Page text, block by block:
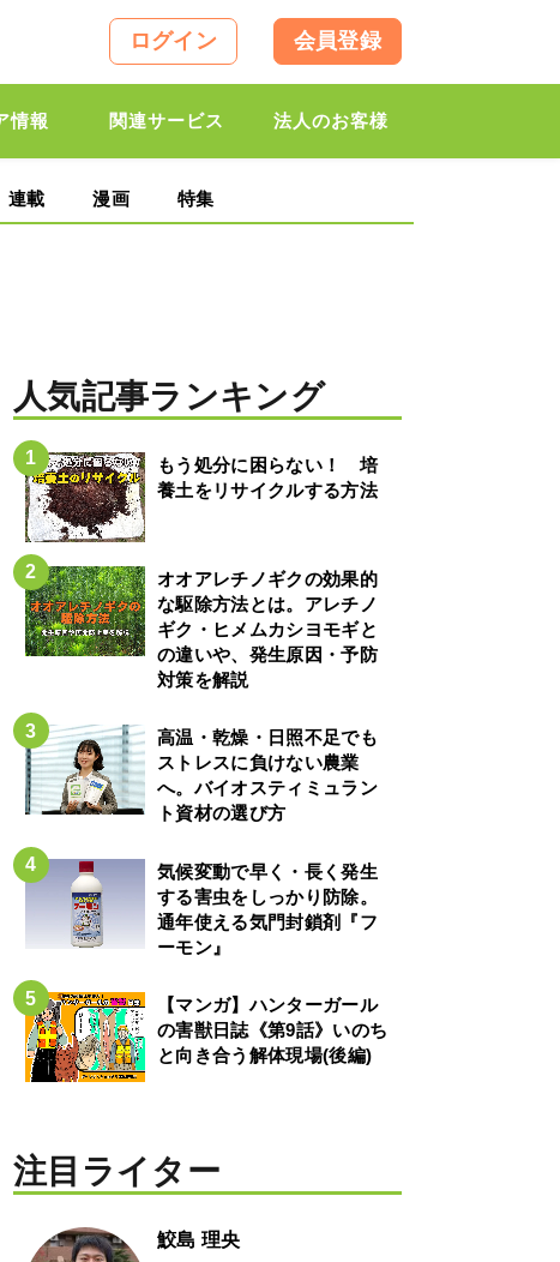
ログイン 会員登録
情報 関連サービス 法人のお客様
連載 漫画 特集
人気記事ランキング
もう処分に困らない！ 培
養土をリサイクルする方法
オオアレチノギクの効果的
な駆除方法とは。アレチノ
ギク・ヒメムカシヨモギと
の違いや、発生原因・予防
対策を解説
高温・乾燥・日照不足でも
ストレスに負けない農業
へ。バイオスティミュラン
ト資材の選び方
気候変動で早く・長く発生
する害虫をしっかり防除。
通年使える気門封鎖剤『フ
ーモン』
【マンガ】ハンターガール
の害獣日誌《第9話》いのち
と向き合う解体現場(後編)
注目ライター
鮫島 理央